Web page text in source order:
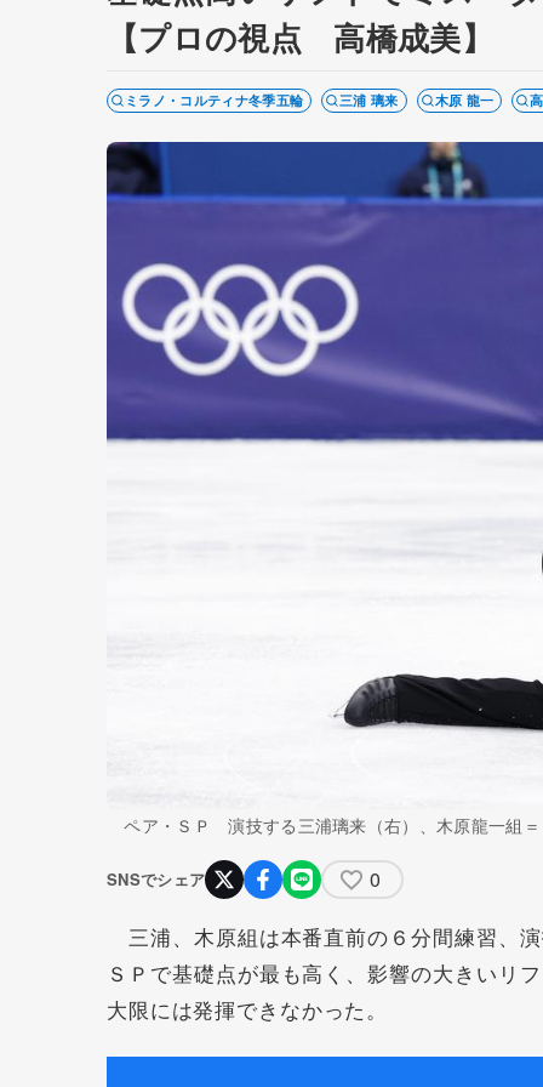
【プロの視点 高橋成美】
ミラノ・コルティナ冬季五輪 三浦 璃来 木原 龍一
ペア・ＳＰ 演技する三浦璃来（右）、木原龍一組
SNSでシェア 0
三浦、木原組は本番直前の６分間練習、
ＳＰで基礎点が最も高く、影響の大きいリ
大限には発揮できなかった。